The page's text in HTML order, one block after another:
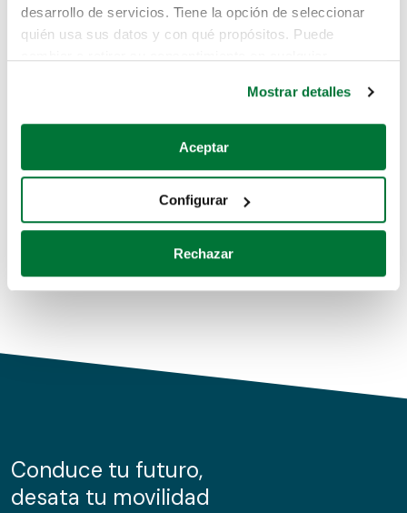
desarrollo de servicios. Tiene la opción de seleccionar
quién usa sus datos y con qué propósitos. Puede
Si lo permite, también quisiéramos:
Recopilar información sobre su ubicación geográfica
Identificar su dispositivo analizándolo activamente
para buscar características específicas (huellas
Obtenga más información sobre cómo se procesan sus
de cookies.
información sobre el uso que haga del sitio web con
nuestros partners de redes sociales, publicidad y análisis
Mostrar detalles
Aceptar
Configurar
Rechazar
Pero puedes encontrar el coche que estás
buscando en alguno de estos enlaces:
Coches de segunda mano
Coches de km0
Conduce tu futuro,
desata tu movilidad